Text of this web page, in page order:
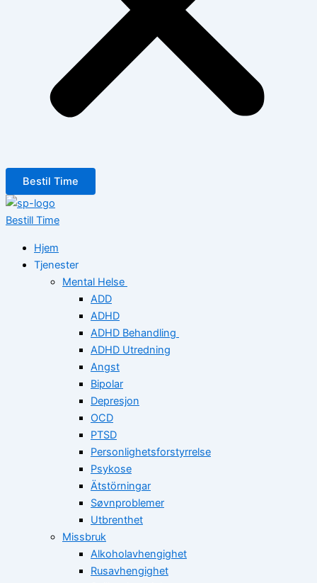
Bestil Time
Bestill Time
Hjem
Tjenester
Mental Helse
ADD
ADHD
ADHD Behandling
ADHD Utredning
Angst
Bipolar
Depresjon
OCD
PTSD
Personlighetsforstyrrelse
Psykose
Ätstörningar
Søvnproblemer
Utbrenthet
Missbruk
Alkoholavhengighet
Rusavhengighet